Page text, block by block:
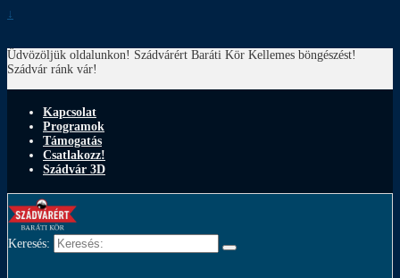
↓
Üdvözöljük oldalunkon! Szádvárért Baráti Kör Kellemes böngészést!
Szádvár ránk vár!
Kapcsolat
Programok
Támogatás
Csatlakozz!
Szádvár 3D
Keresés: